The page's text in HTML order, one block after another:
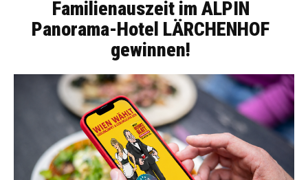
Familienauszeit im ALPIN
Panorama-Hotel LÄRCHENHOF
gewinnen!